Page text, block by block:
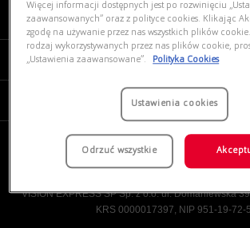
MOJE VISION EXPRESS
PRODUKTY I USŁUGI
VISION EXPRESS SP Sp. z o.o. ul. Domaniewska
KRS 0000017397, NIP 951-19-72-
Więcej informacji dostępnych jest po rozwinięciu
zaawansowanych” oraz z polityce cookies. Klikając
zgodę na używanie przez nas wszystkich plików
rodzaj wykorzystywanych przez nas plików cookie,
„Ustawienia zaawansowane”.
Polityka Cookies
Ustawienia cookies
Odrzuć wszystkie